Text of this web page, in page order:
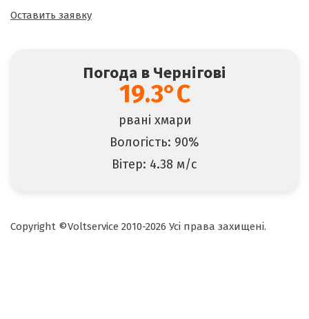
Оставить заявку
Погода в Чернігові
19.3°C
рвані хмари
Вологість: 90%
Вітер: 4.38 м/с
Copyright ©Voltservice 2010-2026 Усі права захищені.